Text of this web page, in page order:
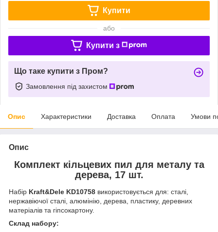
Купити
або
Купити з
Що таке купити з Пром?
Замовлення під захистом
Опис Характеристики Доставка Оплата Умови
Опис
Комплект кільцевих пил для металу та
дерева, 17 шт.
Набір Kraft&Dele KD10758 використовується для: сталі,
нержавіючої сталі, алюмінію, дерева, пластику, деревних
матеріалів та гіпсокартону.
Склад набору: